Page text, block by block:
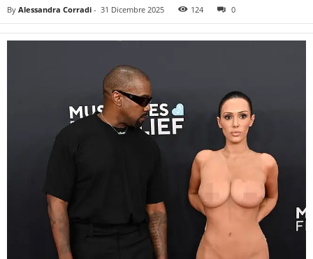
By Alessandra Corradi - 31 Dicembre 2025 124 0